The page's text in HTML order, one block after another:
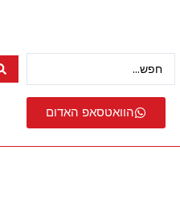
הוואטסאפ האדום